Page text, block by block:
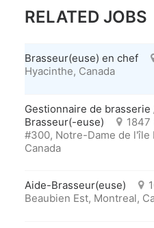
RELATED JOBS
Brasseur(euse) en chef
Hyacinthe, Canada
Gestionnaire de brasserie
Brasseur(-euse)
1847
#300, Notre-Dame de l'île
Canada
Aide-Brasseur(euse)
Beaubien Est, Montreal,